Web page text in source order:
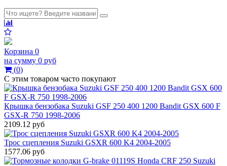
Корзина 0
на сумму 0 руб
(0)
С этим товаром часто покупают
Крышка бензобака Suzuki GSF 250 400 1200 Bandit GSX 600 F
GSX-R 750 1998-2006
2109.12 руб
Трос сцепления Suzuki GSXR 600 K4 2004-2005
1577.06 руб